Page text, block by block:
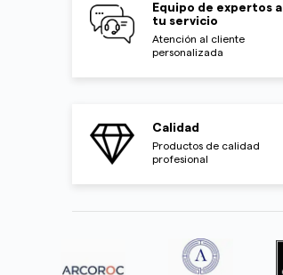
Equipo de expertos a
tu servicio
Atención al cliente
personalizada
Calidad
Productos de calidad
profesional